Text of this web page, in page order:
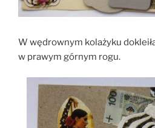
W wędrownym kolażyku
w prawym górnym rogu.